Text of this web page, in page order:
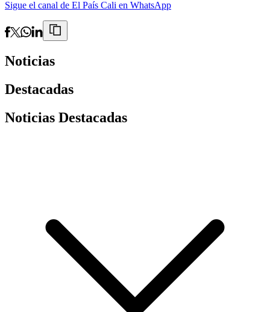
Sigue el canal de El País Cali en WhatsApp
Noticias
Destacadas
Noticias Destacadas